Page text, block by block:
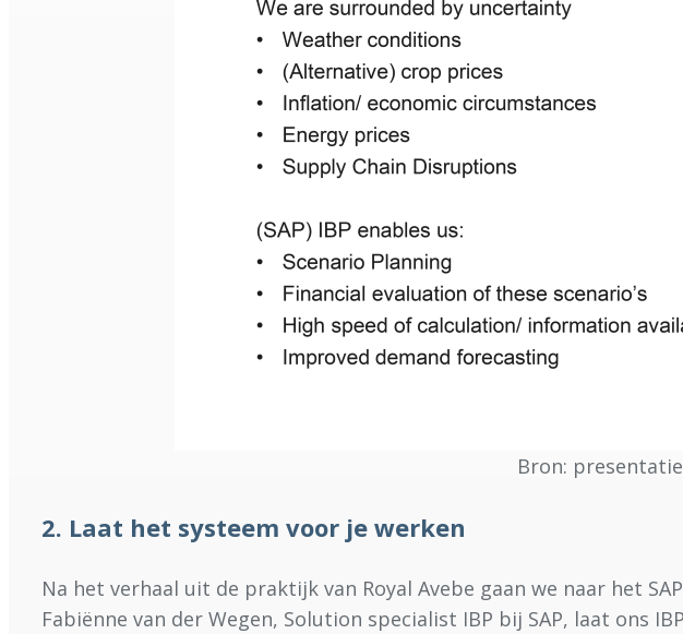
Bron:
2. Laat het systeem voor je werken
Na het verhaal uit de praktijk van Royal Avebe gaan we naar het
Fabiënne van der Wegen, Solution specialist IBP bij SAP, laat ons